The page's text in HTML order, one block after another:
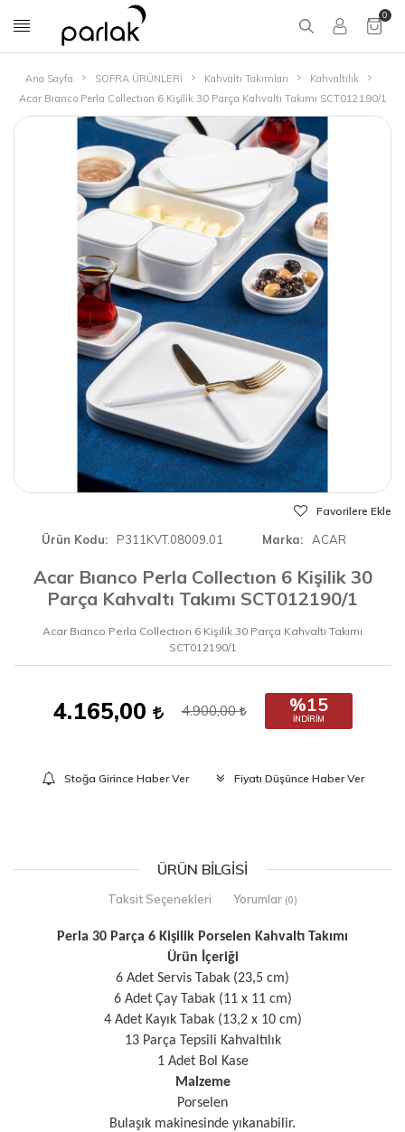
0
Ana Sayfa SOFRA ÜRÜNLERİ Kahvaltı Takımları
Kahvaltılık
Acar Bıanco Perla Collectıon 6 Kişilik 30 Parça Kahvaltı Takımı SCT012190/1
Favorilere Ekle
Ürün Kodu P311KVT.08009.01 Marka ACAR
Acar Bıanco Perla Collectıon 6 Kişilik 30
Parça Kahvaltı Takımı SCT012190/1
Acar Bıanco Perla Collectıon 6 Kişilik 30 Parça Kahvaltı Takımı
SCT012190/1
4.165,00 4.900,00 %15
İNDIRIM
Stoğa Girince Haber Ver Fiyatı Düşünce Haber Ver
ÜRÜN BILGISI
Taksit Seçenekleri Yorumlar (0)
Perla 30 Parça 6 Kişilik Porselen Kahvaltı Takımı
Ürün İçeriği
6 Adet Servis Tabak (23,5 cm)
6 Adet Çay Tabak (11 x 11 cm)
4 Adet Kayık Tabak (13,2 x 10 cm)
13 Parça Tepsili Kahvaltılık
1 Adet Bol Kase
Malzeme
Porselen
Bulaşık makinesinde yıkanabilir.